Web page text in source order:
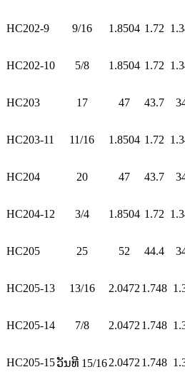
HC202-9 9/16 1.8504 1.72
HC202-10 5/8 1.8504 1.72
HC203 17 47 43.7
HC203-11 11/16 1.8504 1.72
HC204 20 47 43.7
HC204-12 3/4 1.8504 1.72
HC205 25 52 44.4
HC205-13 13/16 2.0472 1.748
HC205-14 7/8 2.0472 1.748
HC205-15ວັນທີ 15/162.0472 1.748